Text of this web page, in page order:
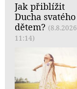
Jak přiblížit
Ducha svatého
dětem?
11:14)